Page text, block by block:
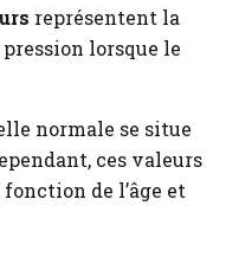
représentent la
lorsque le
normale se situe
ces valeurs
de l’âge et